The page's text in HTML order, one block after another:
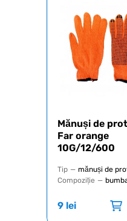
Mănuși de
Far orange
10G/12/600
Tip — mănuși de
Compoziție —
9 lei